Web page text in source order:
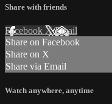
Share with friends
Facebook XEmail
Share on Facebook
Share on X
Share via Email
Watch anywhere, anytime